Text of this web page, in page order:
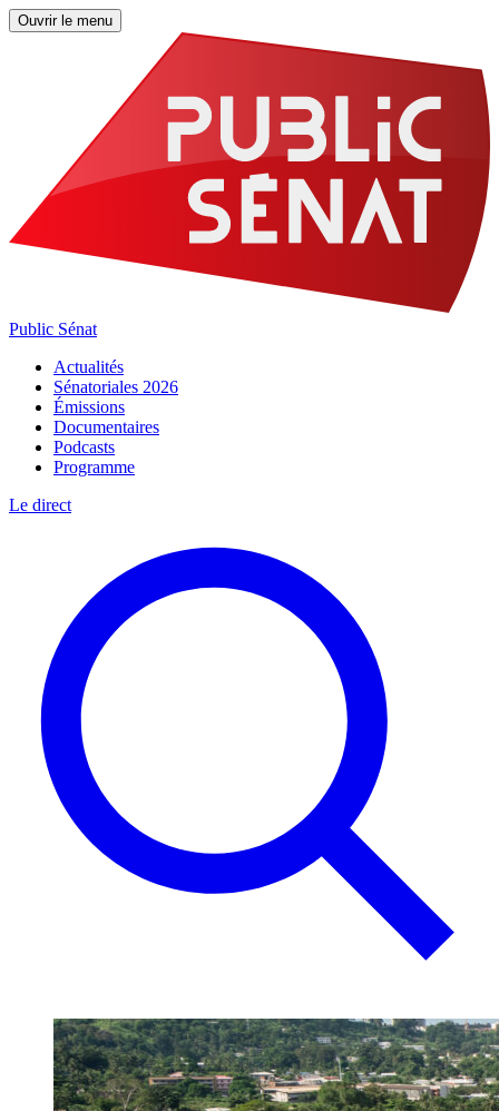
Ouvrir le menu
Public Sénat
Actualités
Sénatoriales 2026
Émissions
Documentaires
Podcasts
Programme
Le direct